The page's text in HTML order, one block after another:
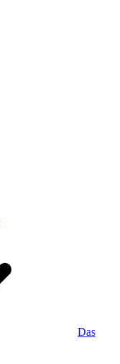
Das